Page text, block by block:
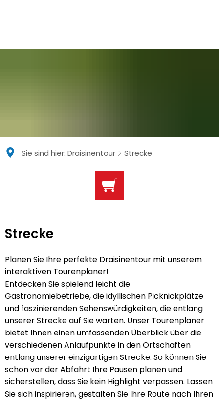
Sie sind hier: Draisinentour Strecke
Strecke
Strecke
Planen Sie Ihre perfekte Draisinentour mit unserem
interaktiven Tourenplaner!
Entdecken Sie spielend leicht die
Gastronomiebetriebe, die idyllischen Picknickplätze
und faszinierenden Sehenswürdigkeiten, die entlang
unserer Strecke auf Sie warten. Unser Tourenplaner
bietet Ihnen einen umfassenden Überblick über die
verschiedenen Anlaufpunkte in den Ortschaften
entlang unserer einzigartigen Strecke. So können Sie
schon vor der Abfahrt Ihre Pausen planen und
sicherstellen, dass Sie kein Highlight verpassen. Lassen
Sie sich inspirieren, gestalten Sie Ihre Route nach Ihren